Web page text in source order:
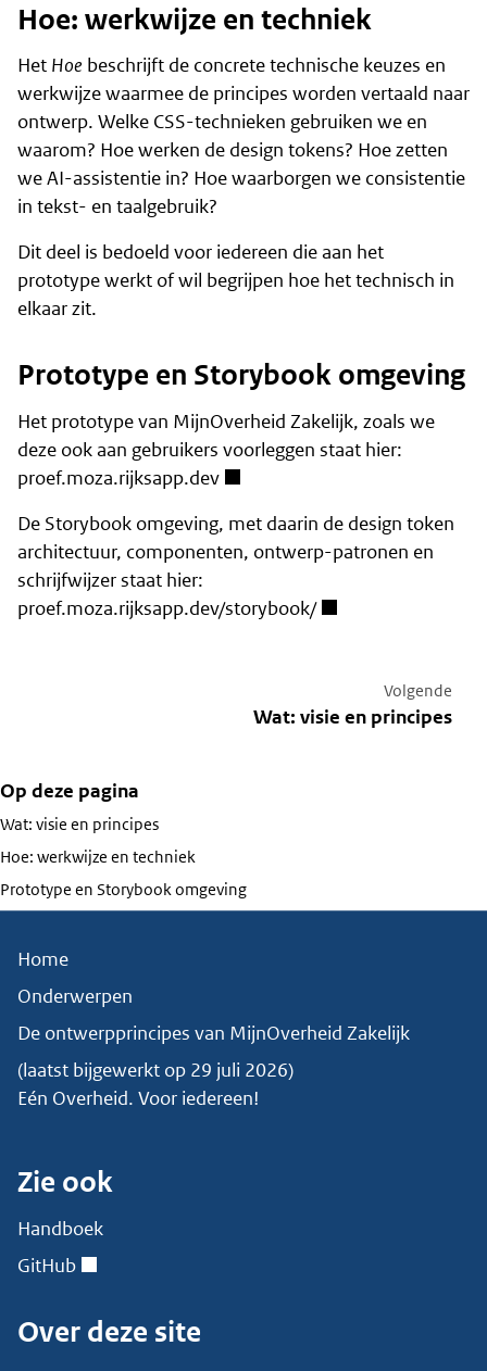
Hoe: werkwijze en techniek
Het Hoe beschrijft de concrete technische keuzes en
werkwijze waarmee de principes worden vertaald naar
ontwerp. Welke CSS-technieken gebruiken we en
waarom? Hoe werken de design tokens? Hoe zetten
we AI-assistentie in? Hoe waarborgen we consistentie
in tekst- en taalgebruik?
Dit deel is bedoeld voor iedereen die aan het
prototype werkt of wil begrijpen hoe het technisch in
elkaar zit.
Prototype en Storybook omgeving
Het prototype van MijnOverheid Zakelijk, zoals we
deze ook aan gebruikers voorleggen staat hier:
proef.moza.rijksapp.dev
De Storybook omgeving, met daarin de design token
architectuur, componenten, ontwerp-patronen en
schrijfwijzer staat hier:
proef.moza.rijksapp.dev/storybook/
Volgende
Wat: visie en principes
Op deze pagina
Wat: visie en principes
Hoe: werkwijze en techniek
Prototype en Storybook omgeving
Home
Onderwerpen
De ontwerpprincipes van MijnOverheid Zakelijk
(laatst bijgewerkt op 29 juli 2026)
Eén Overheid. Voor iedereen!
Zie ook
Handboek
GitHub
Over deze site